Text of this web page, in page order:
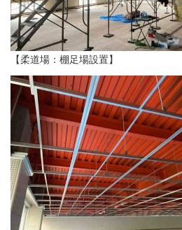
【柔道場：棚足場設置】